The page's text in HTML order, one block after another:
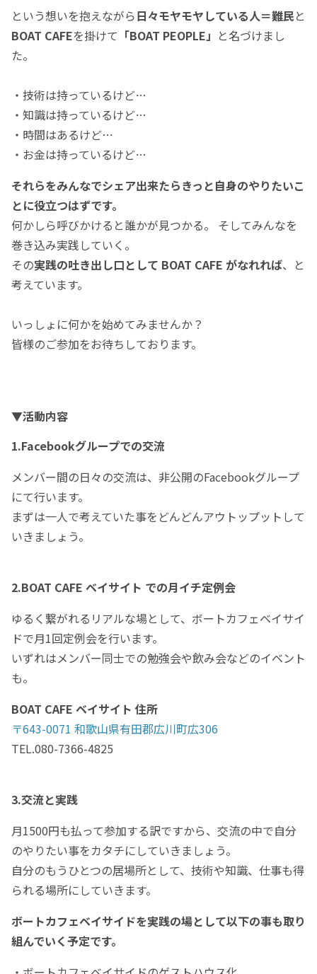
という想いを抱えながら日々モヤモヤしている人＝難民と
BOAT CAFEを掛けて 「BOAT PEOPLE」 と名づけまし
た。
・技術は持っているけど…
・知識は持っているけど…
・時間はあるけど…
・お金は持っているけど…
それらをみんなでシェア出来たらきっと自身のやりたいこ
とに役立つはずです。
何かしら呼びかけると誰かが見つかる。 そしてみんなを
巻き込み実践していく。
その実践の吐き出し口として BOAT CAFE がなれれば、と
考えています。
いっしょに何かを始めてみませんか？
皆様のご参加をお待ちしております。
▼活動内容
1.Facebookグループでの交流
メンバー間の日々の交流は、非公開のFacebookグループ
にて行います。
まずは一人で考えていた事をどんどんアウトップットして
いきましょう。
2.BOAT CAFE ベイサイト での月イチ定例会
ゆるく繋がれるリアルな場として、ボートカフェベイサイ
ドで月1回定例会を行います。
いずれはメンバー同士での勉強会や飲み会などのイベント
も。
BOAT CAFE ベイサイト 住所
〒643-0071 和歌山県有田郡広川町広306
TEL.080-7366-4825
3.交流と実践
月1500円も払って参加する訳ですから、交流の中で自分
のやりたい事をカタチにしていきましょう。
自分のもうひとつの居場所として、技術や知識、仕事も得
られる場所にしていきます。
ボートカフェベイサイドを実践の場として以下の事も取り
組んでいく予定です。